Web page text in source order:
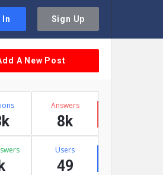
In Sign Up
A New Post
Answers
8k
Users
49